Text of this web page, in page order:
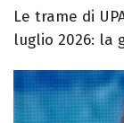
Le trame di
luglio 2026: la